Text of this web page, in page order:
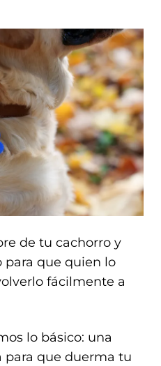
de tu cachorro y
para que quien lo
fácilmente a
lo básico: una
para que duerma tu